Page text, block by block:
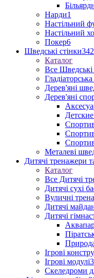
Нарди1
Настільний
Настільний
Покер6
Шведські стінки342
Каталог
Все Шведські
Гладіаторська
Дерев'яні
Дерев'яні
Металеві
Дитячі тренажери
Каталог
Все Дитячі
Дитячі сухі
Вуличні
Дитячі
Дитячі
Ігрові
Ігрові модулі
Скеледроми